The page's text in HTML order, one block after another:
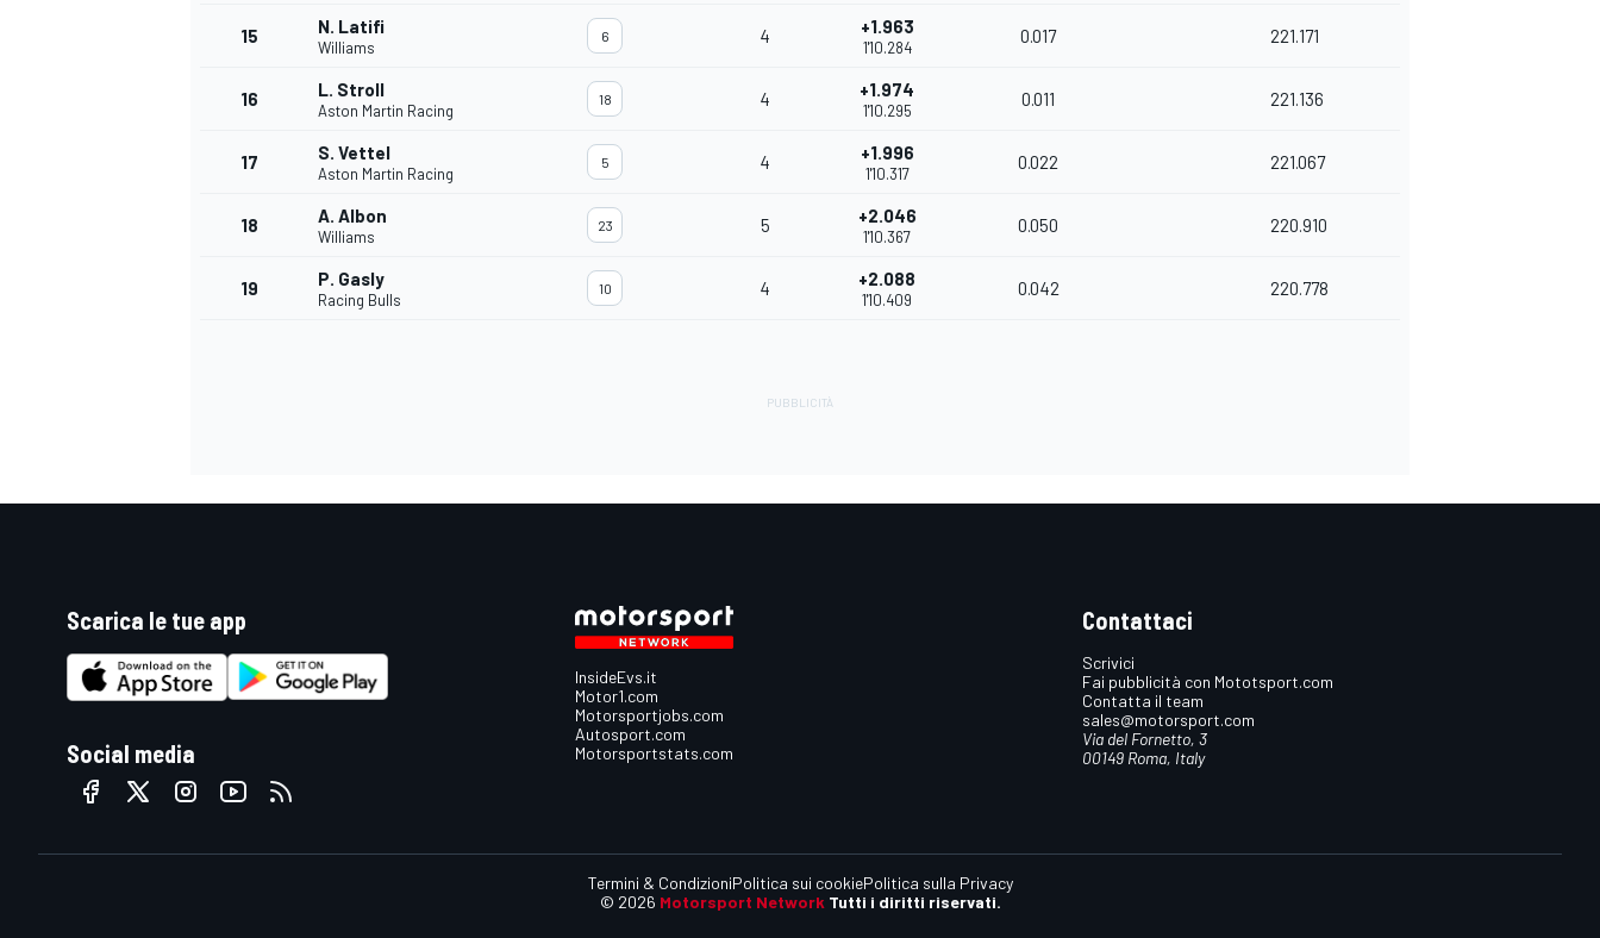
15 N. Latifi
Williams
6 4 +1.963
1'10.284
0.017 221.171
16 L. Stroll
Aston Martin Racing
18 4 +1.974
1'10.295
0.011 221.136
17 S. Vettel
Aston Martin Racing
5 4 +1.996
1'10.317
0.022 221.067
18 A. Albon
Williams
23 5 +2.046
1'10.367
0.050 220.910
19 P. Gasly
Racing Bulls
10 4 +2.088
1'10.409
0.042 220.778
Scarica le tue app
Social media
InsideEvs.it
Motor1.com
Motorsportjobs.com
Autosport.com
Motorsportstats.com
Contattaci
Scrivici
Fai pubblicità con Mototsport.com
Contatta il team
sales@motorsport.com
Via del Fornetto, 3
00149 Roma, Italy
© 2026 Motorsport Network Tutti i diritti riservati.
Termini & CondizioniPolitica sui cookiePolitica sulla Privacy